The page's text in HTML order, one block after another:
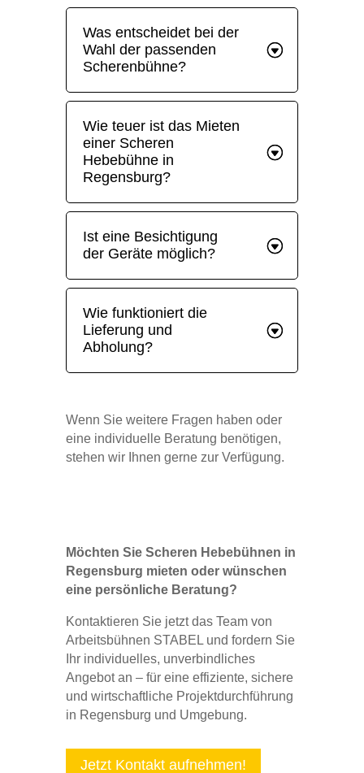
Was entscheidet bei der
Wahl der passenden
Scherenbühne?
Wie teuer ist das Mieten
einer Scheren
Hebebühne in
Regensburg?
Ist eine Besichtigung
der Geräte möglich?
Wie funktioniert die
Lieferung und
Abholung?
Wenn Sie weitere Fragen haben oder
eine individuelle Beratung benötigen,
stehen wir Ihnen gerne zur Verfügung.
Möchten Sie Scheren Hebebühnen in
Regensburg mieten oder wünschen
eine persönliche Beratung?
Kontaktieren Sie jetzt das Team von
Arbeitsbühnen STABEL und fordern Sie
Ihr individuelles, unverbindliches
Angebot an – für eine effiziente, sichere
und wirtschaftliche Projektdurchführung
in Regensburg und Umgebung.
Jetzt Kontakt aufnehmen!